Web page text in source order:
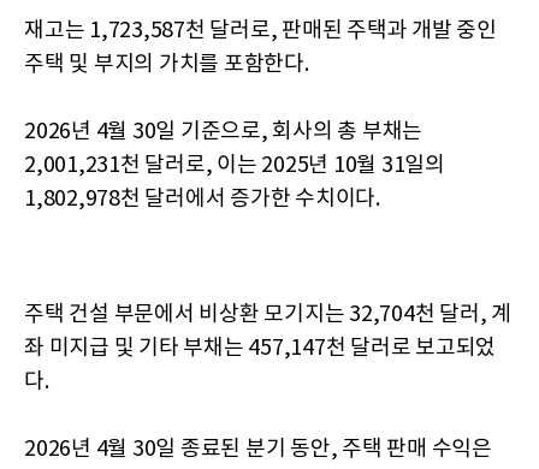
재고는 1,723,587천 달러로, 판매된 주택과 개발 중인
주택 및 부지의 가치를 포함한다.
2026년 4월 30일 기준으로, 회사의 총 부채는
2,001,231천 달러로, 이는 2025년 10월 31일의
1,802,978천 달러에서 증가한 수치이다.
주택 건설 부문에서 비상환 모기지는 32,704천 달러, 계
좌 미지급 및 기타 부채는 457,147천 달러로 보고되었
다.
2026년 4월 30일 종료된 분기 동안, 주택 판매 수익은